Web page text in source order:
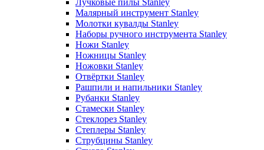
Лучковые пилы Stanley
Малярный инструмент Stanley
Молотки кувалды Stanley
Наборы ручного инструмента Stanley
Ножи Stanley
Ножницы Stanley
Ножовки Stanley
Отвёртки Stanley
Рашпили и напильники Stanley
Рубанки Stanley
Стамески Stanley
Стеклорез Stanley
Степлеры Stanley
Струбцины Stanley